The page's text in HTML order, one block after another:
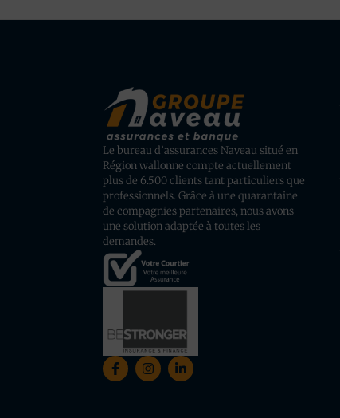
Le bureau d’assurances Naveau situé en
Région wallonne compte actuellement
plus de 6.500 clients tant particuliers que
professionnels. Grâce à une quarantaine
de compagnies partenaires, nous avons
une solution adaptée à toutes les
demandes.